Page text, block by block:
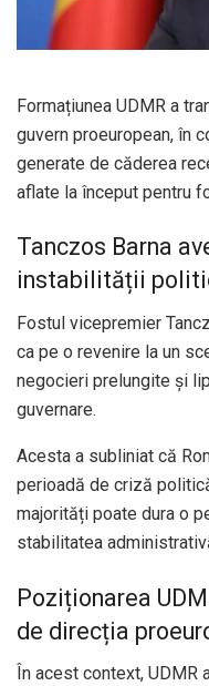
Formațiunea UDMR a
guvern proeuropean, în
generate de căderea
aflate la început pentru
Tanczos Barna
instabilității
Fostul vicepremier
ca pe o revenire la un
negocieri prelungite și
guvernare.
Acesta a subliniat că
perioadă de criză
majorități poate dura o
stabilitatea
Poziționarea
de direcția
În acest context, UDMR